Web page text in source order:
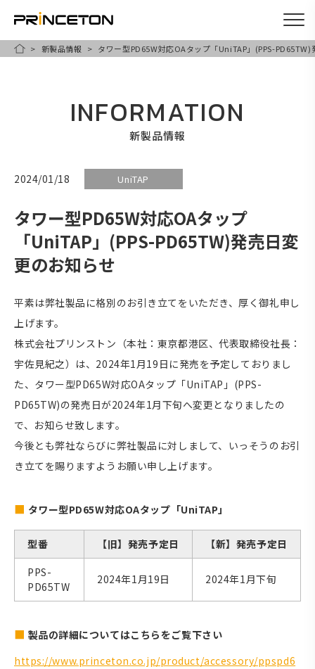
HOME新製品情報 タワー型PD65W対応OAタップ「UniTAP」(PPS-
INFORMATION
新製品情報
2024/01/18 UniTAP
タワー型PD65W対応OAタップ
「UniTAP」(PPS-PD65TW)発売日変
更のお知らせ
平素は弊社製品に格別のお引き立てをいただき、厚く御礼申し
上げます。
株式会社プリンストン（本社：東京都港区、代表取締役社長：
宇佐見紀之）は、2024年1月19日に発売を予定しておりまし
た、タワー型PD65W対応OAタップ「UniTAP」(PPS-
PD65TW)の発売日が2024年1月下旬へ変更となりましたの
で、お知らせ致します。
今後とも弊社ならびに弊社製品に対しまして、いっそうのお引
き立てを賜りますようお願い申し上げます。
タワー型PD65W対応OAタップ「UniTAP」
型番 【旧】発売予定日
【新】発売予定日
PPS-
PD65TW
2024年1月19日 2024年1月下旬
製品の詳細についてはこちらをご覧下さい
https://www.princeton.co.jp/product/accessory/ppspd6